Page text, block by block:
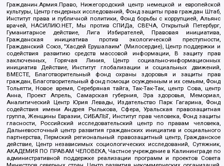
Гражданин.Армия.Право, Нижегородский центр немецкой и европейской
культуры, Центр гендерных исследований, Фонд защиты прав граждан Штаб,
Институт права и публичной политики, Фонд борьбы с коррупцией, Альянс
врачей, НАСИЛИЮ.НЕТ, Мы против СПИДа, СВЕЧА, Открытый Петербург,
Гуманитарное действие, Лига Избирателей, Правовая инициатива,
Гражданская инициатива против экологической преступности,
Гражданский Союз, "Хасдей Ерушалаим" (Милосердие), Центр поддержки и
содействия развитию средств массовой информации, В защиту прав
заключенных, Горячая Линия, Центр социально-информационных
инициатив Действие, Институт глобализации и социальных движений,
ВМЕСТЕ, Благотворительный фонд охраны здоровья и защиты прав
граждан, Благотворительный фонд помощи осужденным и их семьям, Фонд
Тольятти, Новое время, Серебряная тайга, Так-Так-Так, центр Сова, центр
Анна, Проект Апрель, Самарская губерния, Эра здоровья, Мемориал,
Аналитический Центр Юрия Левады, Издательство Парк Гагарина, Фонд
содействия имени Андрея Рылькова, Сфера, Уральская правозащитная
группа, Женщины Евразии, СИБАЛЬТ, Институт прав человека, Фонд защиты
гласности, Российский исследовательский центр по правам человека,
Дальневосточный центр развития гражданских инициатив и социального
партнерства, Пермский региональный правозащитный центр, Гражданское
действие, Центр независимых социологических исследований, Сутяжник,
АКАДЕМИЯ ПО ПРАВАМ ЧЕЛОВЕКА, Частное учреждение в Калининграде по
административной поддержке реализации программ и проектов Совета